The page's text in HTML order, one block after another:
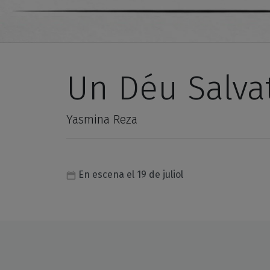
Un Déu
Yasmina Reza
En escena el 19 de juliol